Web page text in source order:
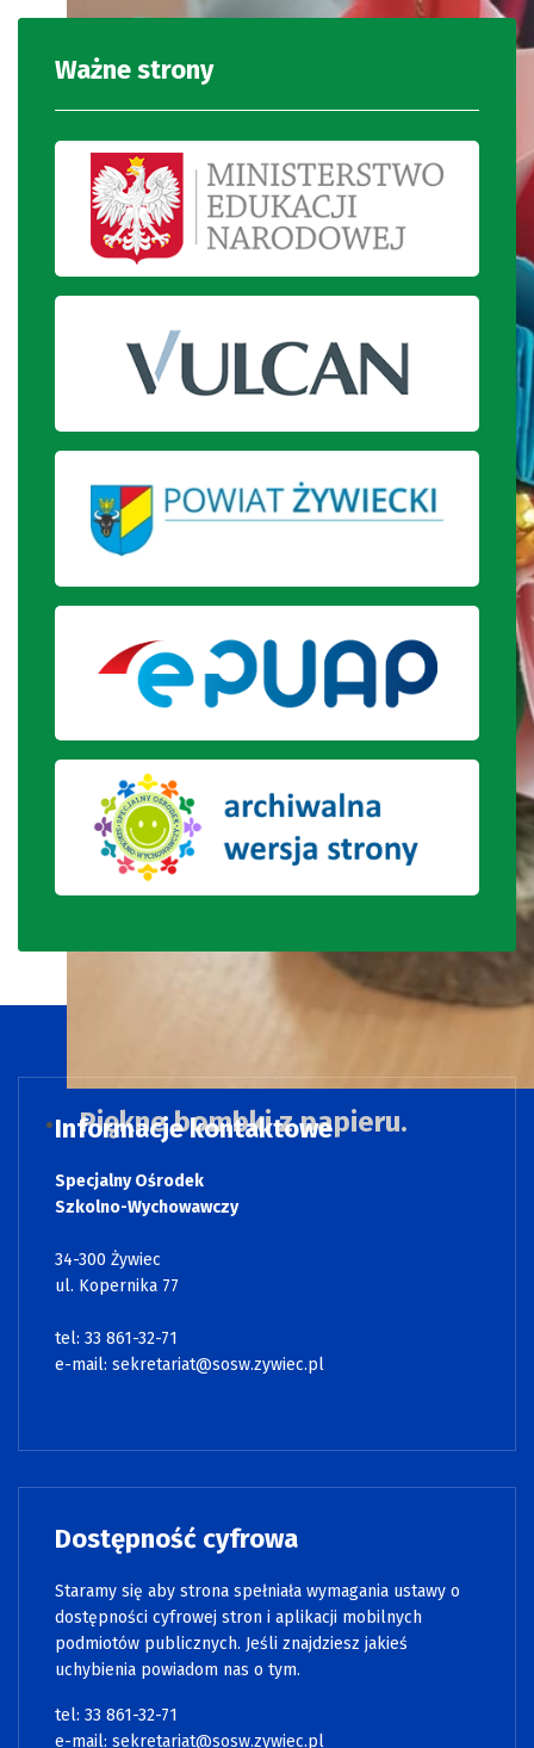
Piękne bombki z papieru.
Ważne strony
Informacje kontaktowe
Specjalny Ośrodek
Szkolno-Wychowawczy
34-300 Żywiec
ul. Kopernika 77
tel: 33 861-32-71
e-mail: sekretariat@sosw.zywiec.pl
Dostępność cyfrowa
Staramy się aby strona spełniała wymagania ustawy o
dostępności cyfrowej stron i aplikacji mobilnych
podmiotów publicznych. Jeśli znajdziesz jakieś
uchybienia powiadom nas o tym.
tel: 33 861-32-71
e-mail: sekretariat@sosw.zywiec.pl